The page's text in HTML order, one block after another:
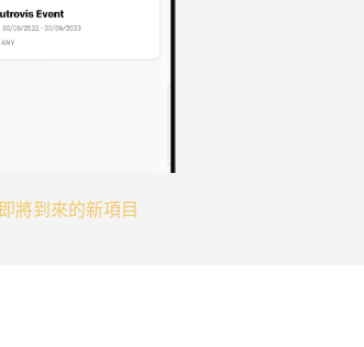
即將到來的新項目